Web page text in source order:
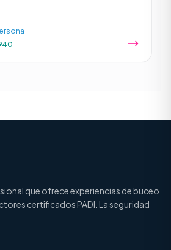
que ofrece experiencias de buceo
certificados PADI. La seguridad